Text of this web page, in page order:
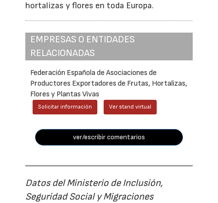
hortalizas y flores en toda Europa.
EMPRESAS O ENTIDADES
RELACIONADAS
Federación Española de Asociaciones de
Productores Exportadores de Frutas, Hortalizas,
Flores y Plantas Vivas
Solicitar información Ver stand virtual
ver/escribir comentarios
Datos del Ministerio de Inclusión,
Seguridad Social y Migraciones